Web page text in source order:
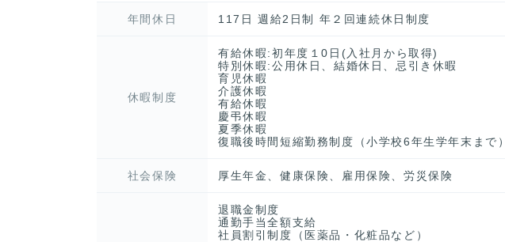
年間休日 117日 週給2日制 年２回連続休日制度
休暇制度
有給休暇:初年度１0日(入社月から取得)
特別休暇:公用休日、結婚休日、忌引き休暇
育児休暇
介護休暇
有給休暇
慶弔休暇
夏季休暇
復職後時間短縮勤務制度（小学校6年生学年末まで）
社会保険 厚生年金、健康保険、雇用保険、労災保険
退職金制度
通勤手当全額支給
社員割引制度（医薬品・化粧品など）